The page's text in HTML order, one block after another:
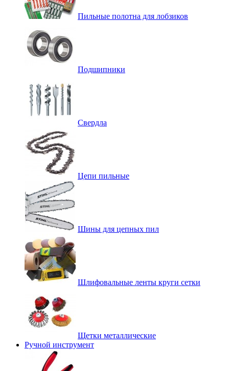
Пильные полотна для лобзиков
Подшипники
Свердла
Цепи пильные
Шины для цепных пил
Шлифовальные ленты круги сетки
Щетки металлические
Ручной инструмент